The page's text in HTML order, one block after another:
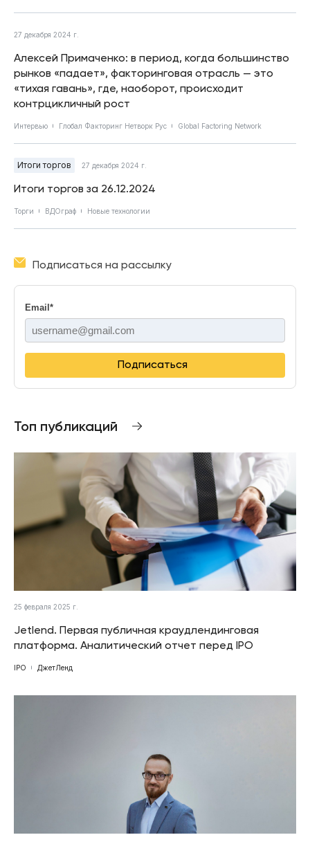
27 декабря 2024 г.
Алексей Примаченко: в период, когда большинство
рынков «падает», факторинговая отрасль — это
«тихая гавань», где, наоборот, происходит
контрцикличный рост
Интервью Глобал Факторинг Нетворк Рус Global Factoring Network
Итоги торгов 27 декабря 2024 г.
Итоги торгов за 26.12.2024
Торги ВДОграф Новые технологии
Подписаться на рассылку
Email *
Подписаться
Топ публикаций
25 февраля 2025 г.
Jetlend. Первая публичная краудлендинговая
платформа. Аналитический отчет перед IPO
IPO ДжетЛенд